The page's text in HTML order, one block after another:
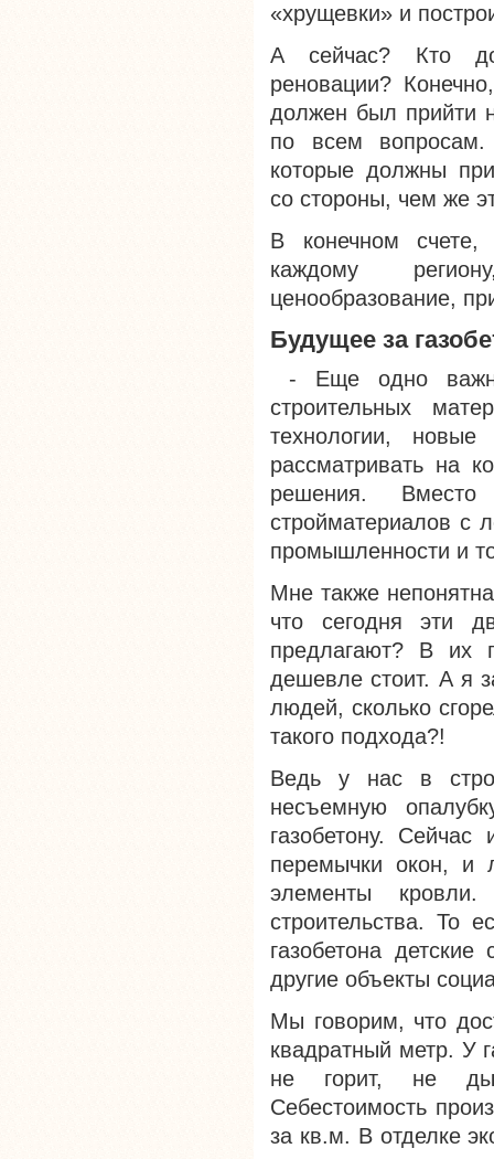
«хрущевки» и
А сейчас? Кто
реновации?
должен был прийти
по всем вопросам.
которые должны
со стороны, чем же
В конечном
каждому
ценообразование,
Будущее за
- Еще одно
строительных
технологии,
рассматривать на
решения. Вместо
стройматериалов с
промышленности и
Мне также
что сегодня эти
предлагают? В их
дешевле стоит. А я
людей, сколько
такого подхода?!
Ведь у нас в
несъемную
газобетону.
перемычки окон, и
элементы
строительства. То
газобетона
другие объекты
Мы говорим, что
квадратный метр. У
не горит, не
Себестоимость
за кв.м. В отделке